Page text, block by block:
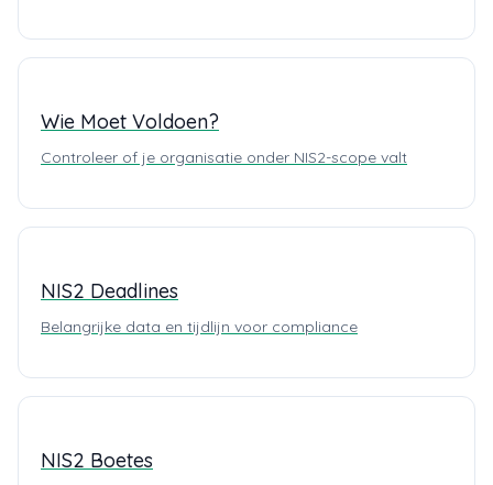
Wie Moet Voldoen?
Controleer of je organisatie onder NIS2-scope valt
NIS2 Deadlines
Belangrijke data en tijdlijn voor compliance
NIS2 Boetes